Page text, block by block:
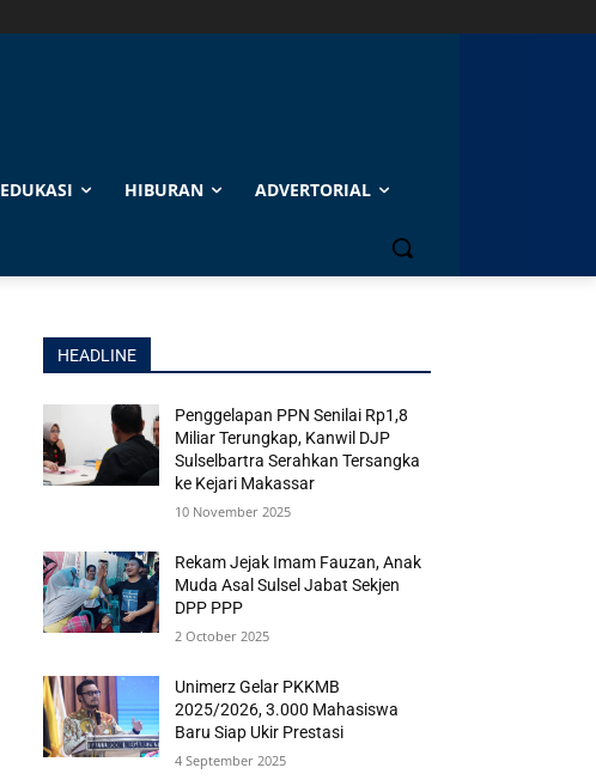
EDUKASI HIBURAN ADVERTORIAL
HEADLINE
Penggelapan PPN Senilai Rp1,8
Miliar Terungkap, Kanwil DJP
Sulselbartra Serahkan Tersangka
ke Kejari Makassar
10 November 2025
Rekam Jejak Imam Fauzan, Anak
Muda Asal Sulsel Jabat Sekjen
DPP PPP
2 October 2025
Unimerz Gelar PKKMB
2025/2026, 3.000 Mahasiswa
Baru Siap Ukir Prestasi
4 September 2025